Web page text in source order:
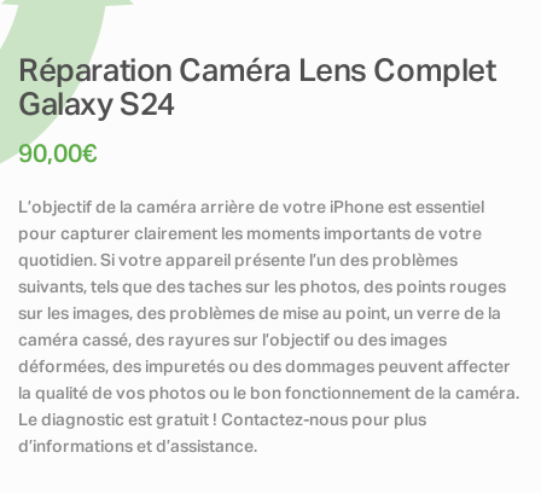
Réparation Caméra Lens Complet
Galaxy S24
90,00€
L’objectif de la caméra arrière de votre iPhone est essentiel
pour capturer clairement les moments importants de votre
quotidien. Si votre appareil présente l’un des problèmes
suivants, tels que des taches sur les photos, des points rouges
sur les images, des problèmes de mise au point, un verre de la
caméra cassé, des rayures sur l’objectif ou des images
déformées, des impuretés ou des dommages peuvent affecter
la qualité de vos photos ou le bon fonctionnement de la caméra.
Le diagnostic est gratuit ! Contactez-nous pour plus
d’informations et d’assistance.